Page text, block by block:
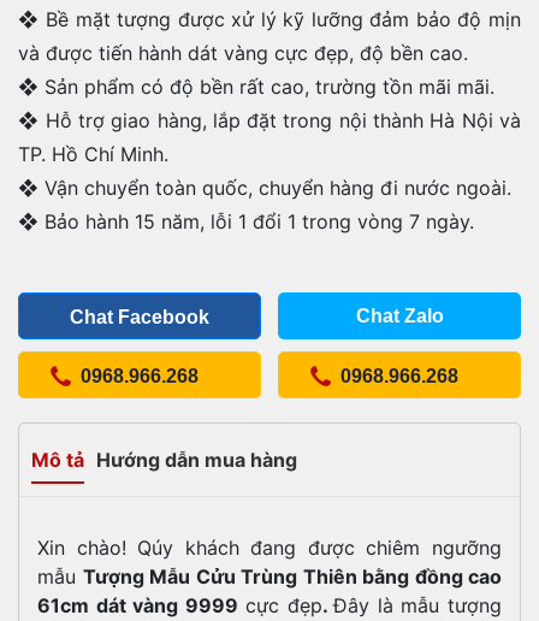
❖ Bề mặt tượng được xử lý kỹ lưỡng đảm bảo độ mịn
và được tiến hành dát vàng cực đẹp, độ bền cao.
❖ Sản phẩm có độ bền rất cao, trường tồn mãi mãi.
❖ Hỗ trợ giao hàng, lắp đặt trong nội thành Hà Nội và
TP. Hồ Chí Minh.
❖ Vận chuyển toàn quốc, chuyển hàng đi nước ngoài.
❖ Bảo hành 15 năm, lỗi 1 đổi 1 trong vòng 7 ngày.
Chat Facebook Chat Zalo
0968.966.268 0968.966.268
Mô tả Hướng dẫn mua hàng
Xin chào! Qúy khách đang được chiêm ngưỡng
mẫu Tượng Mẫu Cửu Trùng Thiên bằng đồng cao
61cm dát vàng 9999 cực đẹp.Đây là mẫu tượng